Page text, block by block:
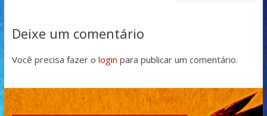
Deixe um comentário
Você precisa fazer o login para publicar um comentário.